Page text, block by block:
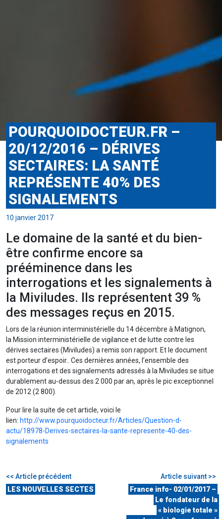
POURQUOIDOCTEUR.FR –
20/12/2016 – DÉRIVES
SECTAIRES: LA SANTÉ
REPRÉSENTE 40% DES
SIGNALEMENTS
10 janvier 2017
Le domaine de la santé et du bien-
être confirme encore sa
prééminence dans les
interrogations et les signalements à
la Miviludes. Ils représentent 39 %
des messages reçus en 2015.
Lors de la réunion interministérielle du 14 décembre à Matignon,
la Mission interministérielle de vigilance et de lutte contre les
dérives sectaires (Miviludes) a remis son rapport. Et le document
est porteur d’espoir.. Ces dernières années, l’ensemble des
interrogations et des signalements adressés à la Miviludes se situe
durablement au-dessus des 2 000 par an, après le pic exceptionnel
de 2012 (2 800).
Pour lire la suite de cet article, voici le
lien: http://www.pourquoidocteur.fr/Articles/Question-d-
actu/18978-Derives-sectaires-la-sante-represente-40-des-
signalements
<< Article précédent
LES NOUVELLES SECTES
Article suivant >>
France info- 02/01/2017 –
Le fondateur de la
« biologie totale »